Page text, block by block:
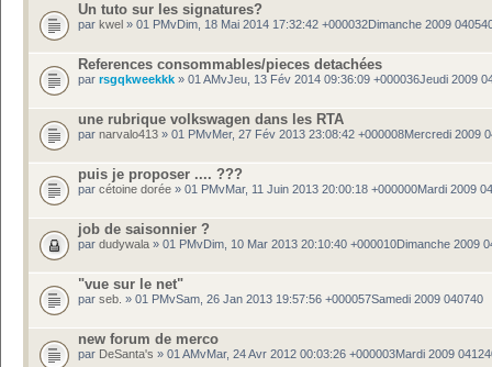
Un tuto sur les signatures?
par kwel » 01 PMvDim, 18 Mai 2014 17:32:42 +000032Dimanche 2009
References consommables/pieces detachées
par rsgqkweekkk » 01 AMvJeu, 13 Fév 2014 09:36:09 +000036Jeudi 2009
une rubrique volkswagen dans les RTA
par narvalo413 » 01 PMvMer, 27 Fév 2013 23:08:42 +000008Mercredi 2009
puis je proposer .... ???
par cétoine dorée » 01 PMvMar, 11 Juin 2013 20:00:18 +000000Mardi 2009
job de saisonnier ?
par dudywala » 01 PMvDim, 10 Mar 2013 20:10:40 +000010Dimanche 2009
"vue sur le net"
par seb. » 01 PMvSam, 26 Jan 2013 19:57:56 +000057Samedi 2009 040740
new forum de merco
par DeSanta's » 01 AMvMar, 24 Avr 2012 00:03:26 +000003Mardi 2009